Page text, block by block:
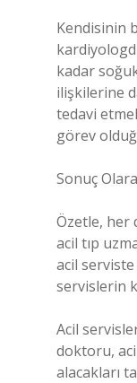
Kendisinin
kadar
ilişkilerine
tedavi
görev
Sonuç
Özetle, her
acil tıp
acil
servislerin
Acil
doktoru,
alacakları